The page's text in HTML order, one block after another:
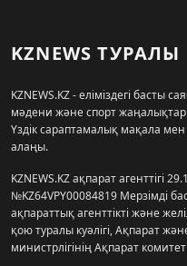
KZNEWS ТУРАЛЫ
KZNEWS.KZ - еліміздегі басты
мәдени және спорт
Үздік сараптамалық мақала
алаңы.
KZNEWS.KZ ақпарат агенттігі
№KZ64VPY00084819 Мерзімді
ақпараттық агенттікті және
қою туралы куәлігі, Ақпарат
министрлігінің Ақпарат